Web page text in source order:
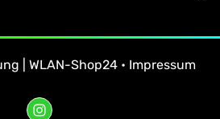
| WLAN-Shop24 • Impressum